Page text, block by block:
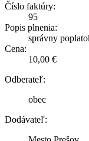
Číslo faktúry:
95
Popis plnenia:
správny
Cena:
10,00 €
Odberateľ:
obec
Dodávateľ: